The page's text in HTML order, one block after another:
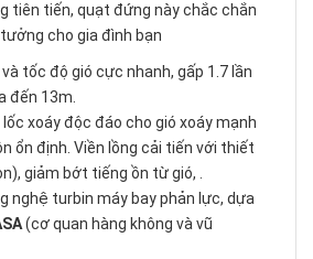
tiên tiến, quạt đứng này chắc chắn
cho gia đình bạn
tốc độ gió cực nhanh, gấp 1.7 lần
đến 13m.
xoáy độc đáo cho gió xoáy mạnh
ổn định. Viền lồng cải tiến với thiết
giảm bớt tiếng ồn từ gió, .
nghệ turbin máy bay phản lực, dựa
(cơ quan hàng không và vũ